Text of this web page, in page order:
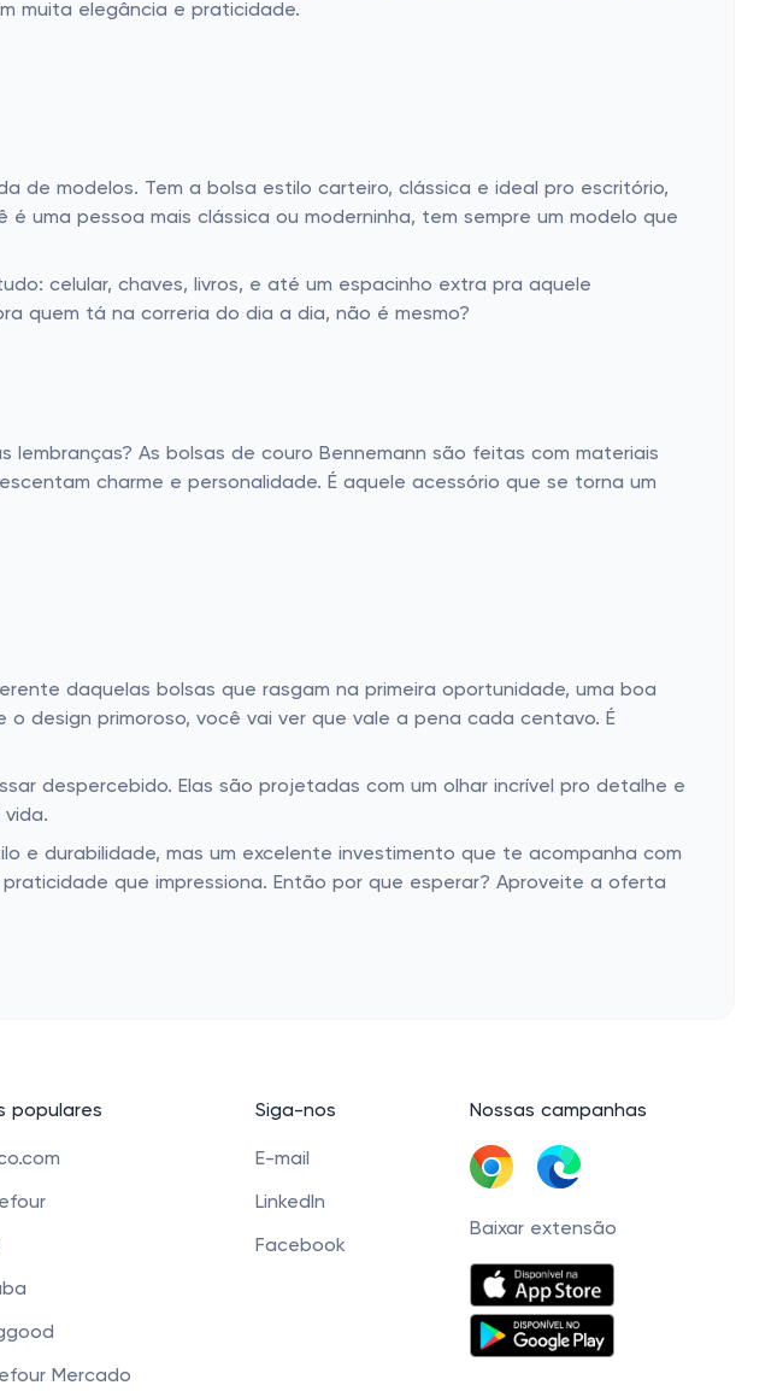
muita elegância e praticidade.
de modelos. Tem a bolsa estilo carteiro, clássica e ideal pro escritório,
uma pessoa mais clássica ou moderninha, tem sempre um modelo que
celular, chaves, livros, e até um espacinho extra pra aquele
quem tá na correria do dia a dia, não é mesmo?
As bolsas de couro Bennemann são feitas com materiais
charme e personalidade. É aquele acessório que se torna um
daquelas bolsas que rasgam na primeira oportunidade, uma boa
design primoroso, você vai ver que vale a pena cada centavo. É
despercebido. Elas são projetadas com um olhar incrível pro detalhe e
e durabilidade, mas um excelente investimento que te acompanha com
que impressiona. Então por que esperar? Aproveite a oferta
populares
Mercado
Siga-nos
E-mail
LinkedIn
Facebook
Nossas campanhas
Baixar extensão